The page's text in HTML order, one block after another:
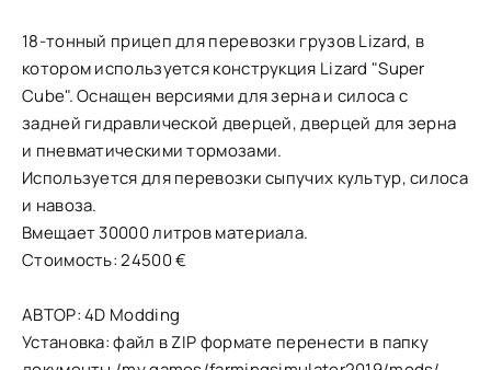
18-тонный прицеп для перевозки грузов Lizard, в
котором используется конструкция Lizard "Super
Cube". Оснащен версиями для зерна и силоса с
задней гидравлической дверцей, дверцей для зерна
и пневматическими тормозами.
Используется для перевозки сыпучих культур, силоса
и навоза.
Вмещает 30000 литров материала.
Стоимость: 24500 €
АВТОР: 4D Modding
Установка: файл в ZIP формате перенести в папку